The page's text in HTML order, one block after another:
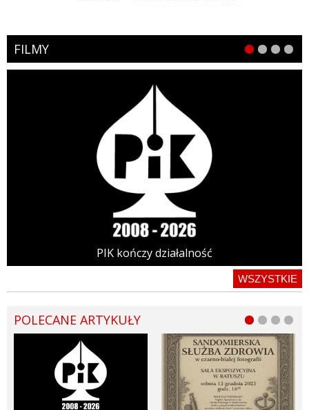
FILMY
PIK kończy działalność
WSZYSTKIE
POLECANE ARTYKUŁY